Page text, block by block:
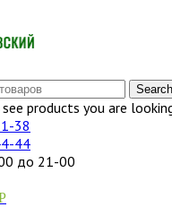
Search
products you are
38
44
до 21-00